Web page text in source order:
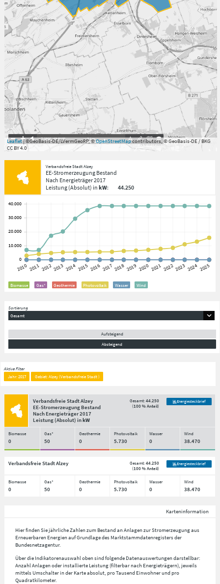
7.059°,49.813° 2km
Leaflet| ©GeoBasis-DE/LVermGeoRP, ©OpenStreetMapcontributors, © GeoBasis-DE / BKG
CC BY 4.0
Verbandsfreie Stadt Alzey
EE-Stromerzeugung Bestand
Nach Energieträger2017
Leistung(Absolut) in kW: 44.250
Biomasse Gas* Geothermie Photovoltaik Wasser Wind
Sortierung
Gesamt
Aufsteigend
Absteigend
Aktive Filter
Jahr: 2017
Gebiet: Alzey (Verbandsfreie Stadt )
Verbandsfreie Stadt Alzey
EE-Stromerzeugung Bestand
Nach Energieträger2017
Leistung(Absolut) inkW
Gesamt:44.250
(100 % Anteil)
Energiesteckbrief
Biomasse Gas* Geothermie Photovoltaik Wasser Wind
0 50 0 5.730 0 38.470
Verbandsfreie Stadt Alzey Gesamt:44.250
(100 % Anteil)
Energiesteckbrief
Biomasse Gas* Geothermie Photovoltaik Wasser Wind
0 50 0 5.730 0 38.470
Karteninformation
Hier finden Sie jährliche Zahlen zum Bestand an Anlagen zur Stromerzeugung aus
Erneuerbaren Energien auf Grundlage des Marktstammdatenregisters der
Bundesnetzagentur.
Über die Indikatorenauswahl oben sind folgende Datenauswertungen darstellbar:
Anzahl Anlagen oder installierte Leistung (filterbar nach Energieträgern), jeweils
mittels Umschalter in der Karte absolut, pro Tausend Einwohner und pro
Quadratkilometer.